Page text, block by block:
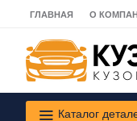
ГЛАВНАЯ О
Каталог